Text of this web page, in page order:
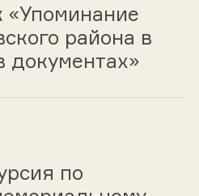
«Упоминание
района в
документах»
по